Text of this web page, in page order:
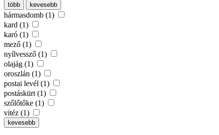
több kevesebb
hármasdomb (1)
kard (1)
karó (1)
mező (1)
nyílvessző (1)
olajág (1)
oroszlán (1)
postai levél (1)
postáskürt (1)
szőlőtőke (1)
vitéz (1)
kevesebb